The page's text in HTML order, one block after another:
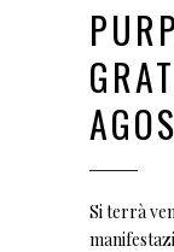
Si terrà